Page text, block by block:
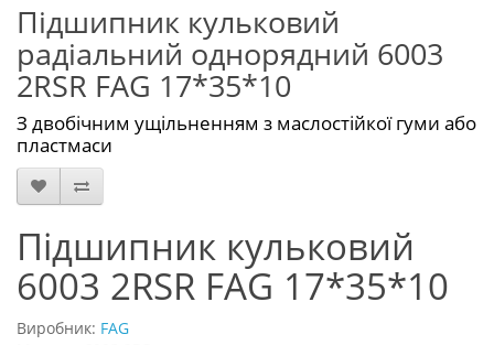
Підшипник кульковий
радіальний однорядний 6003
2RSR FAG 17*35*10
З двобічним ущільненням з маслостійкої гуми або
пластмаси
Підшипник кульковий
6003 2RSR FAG 17*35*10
Виробник: FAG